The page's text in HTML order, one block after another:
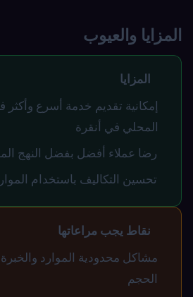
المزايا والعيوب
المزايا
إمكانية تقديم خدمة أسرع وأكثر
المحلي في أنقرة
رضا عملاء أفضل بفضل النهج
تحسين التكاليف باستخدام
نقاط يجب مراعاتها
مشاكل محدودية الموارد
الحجم